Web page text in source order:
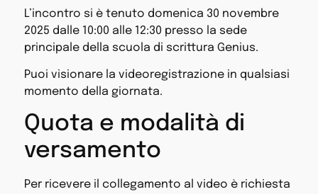
L’incontro si è tenuto domenica 30 novembre
2025 dalle 10:00 alle 12:30 presso la sede
principale della scuola di scrittura Genius.
Puoi visionare la videoregistrazione in qualsiasi
momento della giornata.
Quota e modalità di
versamento
Per ricevere il collegamento al video è richiesta